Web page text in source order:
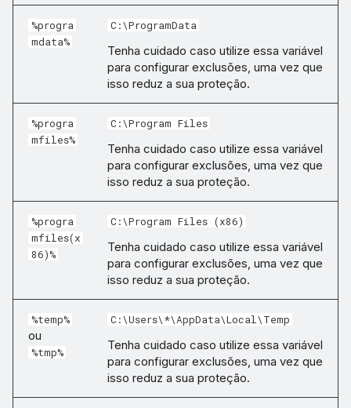
%progra
mdata%
C:\ProgramData
Tenha cuidado caso utilize essa variável
para configurar exclusões, uma vez que
isso reduz a sua proteção.
%progra
mfiles%
C:\Program Files
Tenha cuidado caso utilize essa variável
para configurar exclusões, uma vez que
isso reduz a sua proteção.
%progra
mfiles(x
86)%
C:\Program Files (x86)
Tenha cuidado caso utilize essa variável
para configurar exclusões, uma vez que
isso reduz a sua proteção.
%temp%
ou
%tmp%
C:\Users\*\AppData\Local\Temp
Tenha cuidado caso utilize essa variável
para configurar exclusões, uma vez que
isso reduz a sua proteção.